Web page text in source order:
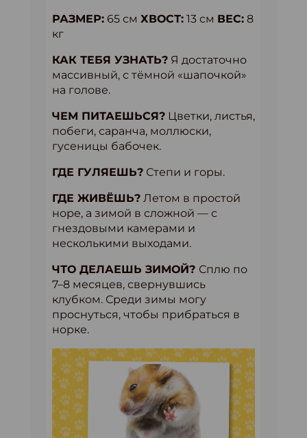
РАЗМЕР: 65 см ХВОСТ: 13 см ВЕС: 8
кг
КАК ТЕБЯ УЗНАТЬ? Я достаточно
массивный, с тёмной «шапочкой»
на голове.
ЧЕМ ПИТАЕШЬСЯ? Цветки, листья,
побеги, саранча, моллюски,
гусеницы бабочек.
ГДЕ ГУЛЯЕШЬ? Степи и горы.
ГДЕ ЖИВЁШЬ? Летом в простой
норе, а зимой в сложной — с
гнездовыми камерами и
несколькими выходами.
ЧТО ДЕЛАЕШЬ ЗИМОЙ? Сплю по
7–8 месяцев, свернувшись
клубком. Среди зимы могу
проснуться, чтобы прибраться в
норке.